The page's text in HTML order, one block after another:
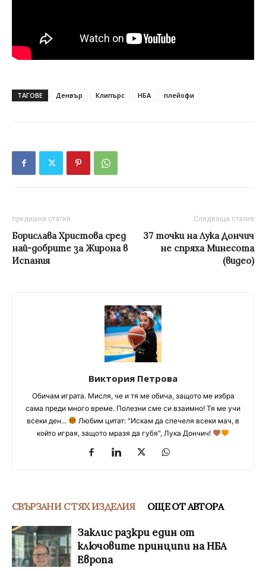
ТАГОВЕ Денвър Клипърс НБА плейофи
предишна статия
Борислава Христова сред
най-добрите за Жирона в
Испания
Следваща статия
37 точки на Лука Дончич
не спряха Минесота
(видео)
Виктория Петрова
Обичам играта. Мисля, че и тя ме обича, защото ме избра
сама преди много време. Полезни сме си взаимно! Тя ме учи
всеки ден...
Любим цитат: "Искам да спечеля всеки мач, в
който играя, защото мразя да губя", Лука Дончич!
СВЪРЗАНИ С ТЯХ ИЗДЕЛИЯ ОЩЕ ОТ АВТОРА
Заклис разкри един от
ключовите принципи на НБА
Европа